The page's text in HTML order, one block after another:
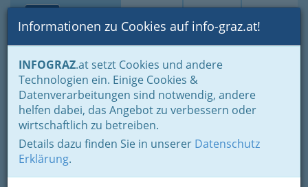
Suche Login Toggle
Informationen zu Cookies auf info-graz.at!
INFOGRAZ.at setzt Cookies und andere
Technologien ein. Einige Cookies &
Datenverarbeitungen sind notwendig, andere
helfen dabei, das Angebot zu verbessern oder
wirtschaftlich zu betreiben.
Details dazu finden Sie in unserer Datenschutz
Erklärung.
Home Lebens-Guide
Ausflugsziele in der grünen Mark
Ausflugstipps, Ausflugsziele: Familienausflug
Burgruine Klöch
Klöch 110, 8493 Klöch
+43 3476 2545